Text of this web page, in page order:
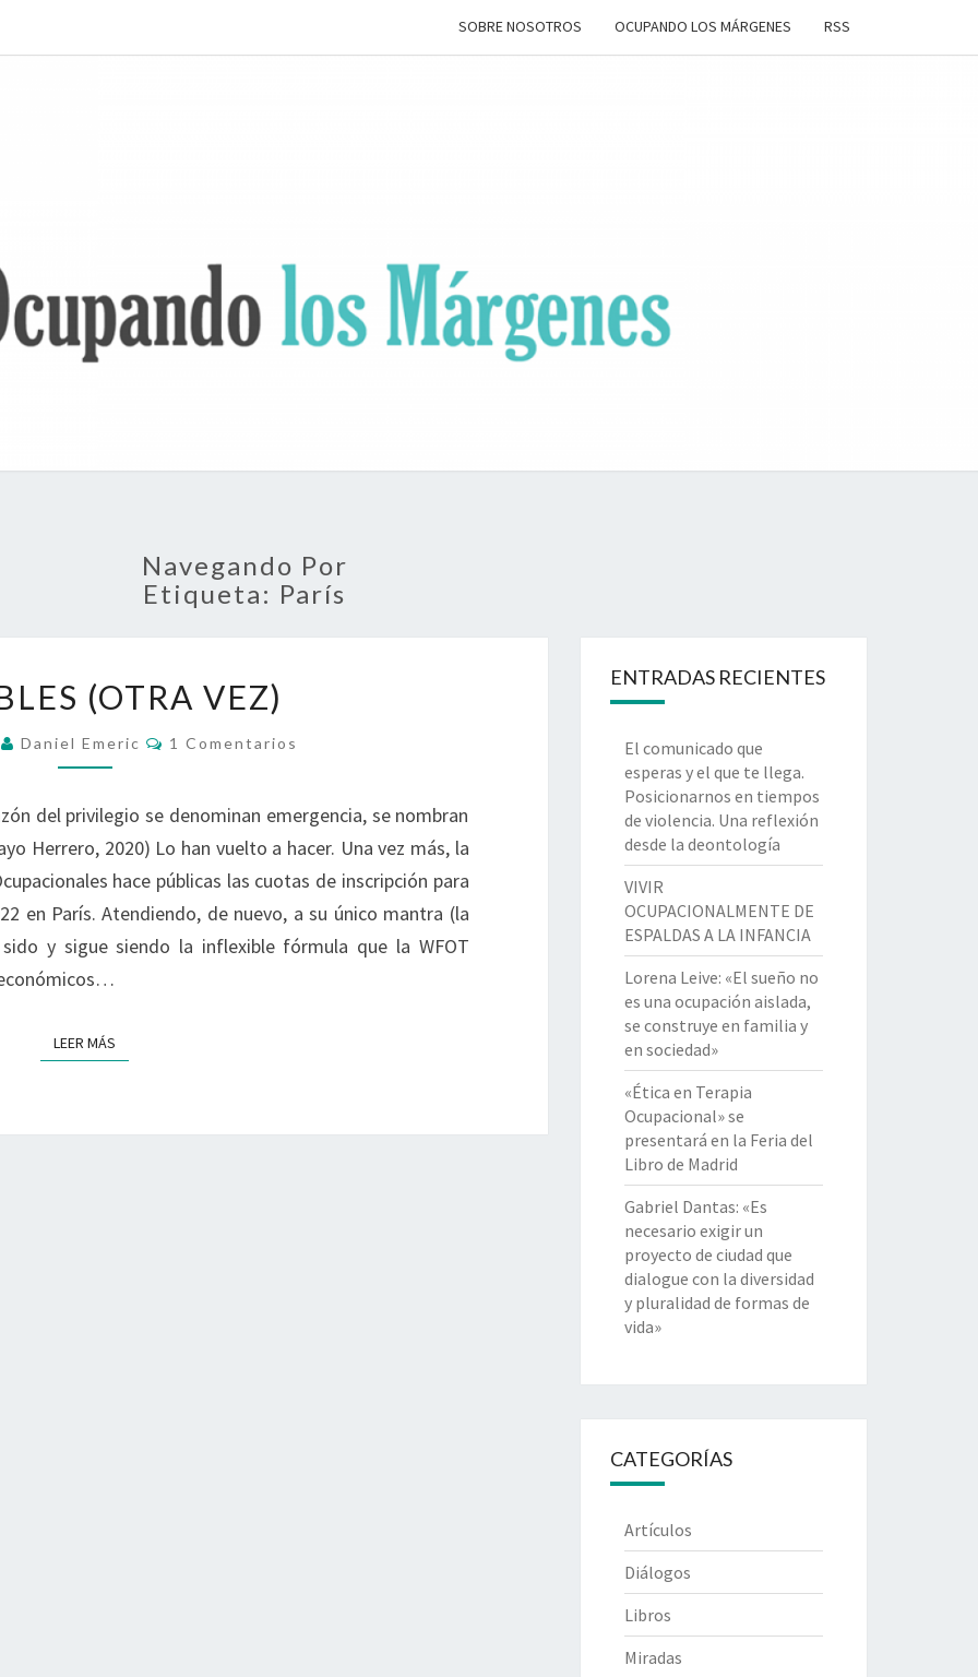
SOBRE NOSOTROS OCUPANDO LOS MÁRGENES RSS
OCUPANDO
LOS
MÁRGENES
Terapia
Ocupacional
Desde Los
Márgenes
Navegando Por
Etiqueta: París
(OTRA
(OTRA VEZ)
Daniel Emeric Comentarios
1 Comentarios
del privilegio se denominan emergencia, se nombran
Herrero, 2020) Lo han vuelto a hacer. Una vez más, la
hace públicas las cuotas de inscripción para
en París. Atendiendo, de nuevo, a su único mantra (la
y sigue siendo la inflexible fórmula que la WFOT
LEER MÁS
ENTRADAS RECIENTES
El comunicado que
esperas y el que te llega.
Posicionarnos en tiempos
de violencia. Una reflexión
desde la deontología
VIVIR
OCUPACIONALMENTE DE
ESPALDAS A LA INFANCIA
Lorena Leive: «El sueño no
es una ocupación aislada,
se construye en familia y
en sociedad»
«Ética en Terapia
Ocupacional» se
presentará en la Feria del
Libro de Madrid
Gabriel Dantas: «Es
necesario exigir un
proyecto de ciudad que
dialogue con la diversidad
y pluralidad de formas de
vida»
CATEGORÍAS
Artículos
Diálogos
Libros
Miradas